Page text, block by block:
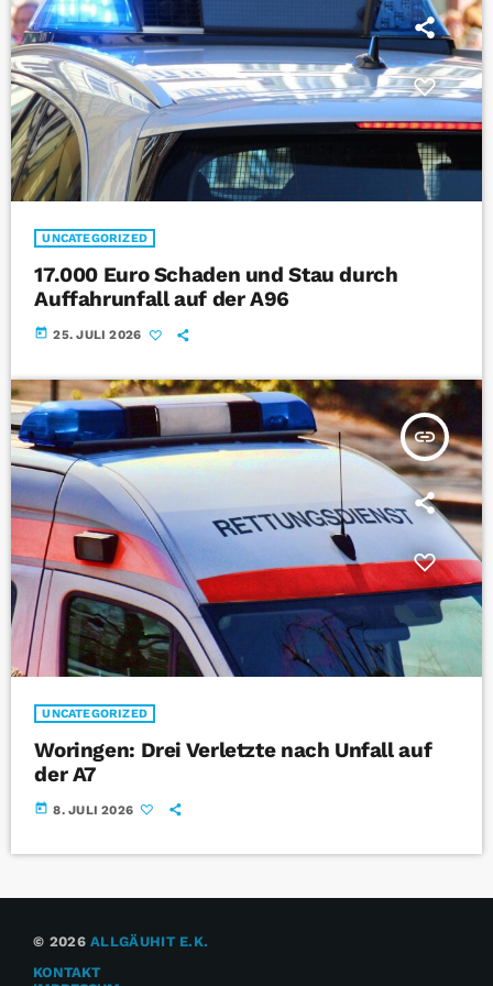
UNCATEGORIZED
17.000 Euro Schaden und Stau durch
Auffahrunfall auf der A96
today 25. JULI 2026
insert_link
UNCATEGORIZED
Woringen: Drei Verletzte nach Unfall auf
der A7
today 8. JULI 2026
© 2026ALLGÄUHIT E.K.
KONTAKT